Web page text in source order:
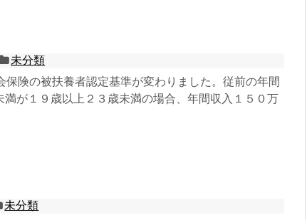
未分類
保険の被扶養者認定基準が変わりました。従前の年間
満が１９歳以上２３歳未満の場合、年間収入１５０万
未分類